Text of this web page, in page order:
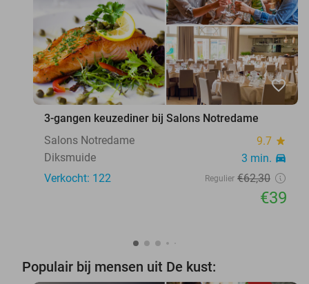
favorite_border
3-gangen keuzediner bij Salons Notredame
Salons Notredame
9.7 star
Diksmuide 3 min. directions_car
Verkocht: 122 Regulier €62,30
€39
Populair bij mensen uit De kust: